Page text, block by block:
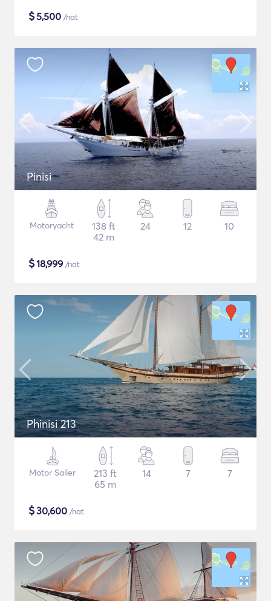
$5,500 /nat
Pinisi
Motoryacht
138 ft
42 m
24 12 10
$18,999 /nat
Phinisi 213
Motor Sailer
213 ft
65 m
14 7 7
$30,600 /nat